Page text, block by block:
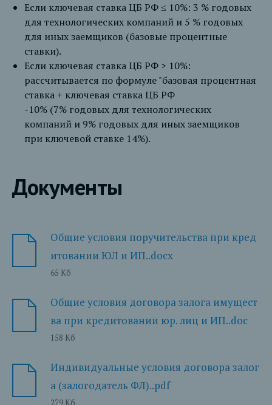
Если ключевая ставка ЦБ РФ ≤ 10%: 3 % годовых
для технологических компаний и 5 % годовых
для иных заемщиков (базовые процентные
ставки).
Если ключевая ставка ЦБ РФ > 10%:
рассчитывается по формуле "базовая процентная
ставка + ключевая ставка ЦБ РФ
-10% (7% годовых для технологических
компаний и 9% годовых для иных заемщиков
при ключевой ставке 14%).
Документы
Общие условия поручительства при кред
итовании ЮЛ и ИП..docx
65 Кб
Общие условия договора залога имущест
ва при кредитовании юр. лиц и ИП..doc
158 Кб
Индивидуальные условия договора залог
а (залогодатель ФЛ)..pdf
279 Кб